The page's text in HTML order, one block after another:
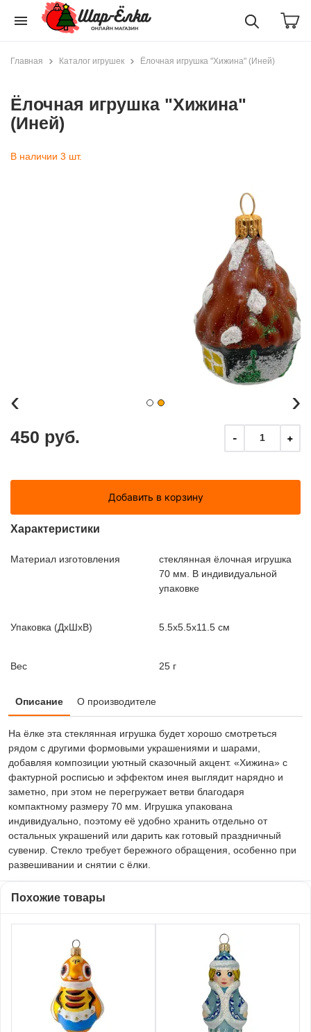
menu
Главная Каталог игрушек Ёлочная игрушка "Хижина" (Иней)
Ёлочная игрушка "Хижина"
(Иней)
В наличии 3 шт.
‹ ›
450 руб. - 1 +
Добавить в корзину
Характеристики
Материал изготовления
стеклянная ёлочная игрушка
70 мм. В индивидуальной
упаковке
Упаковка (ДxШxВ) 5.5x5.5x11.5 см
Вес 25 г
Описание О производителе
На ёлке эта стеклянная игрушка будет хорошо смотреться
рядом с другими формовыми украшениями и шарами,
добавляя композиции уютный сказочный акцент. «Хижина» с
фактурной росписью и эффектом инея выглядит нарядно и
заметно, при этом не перегружает ветви благодаря
компактному размеру 70 мм. Игрушка упакована
индивидуально, поэтому её удобно хранить отдельно от
остальных украшений или дарить как готовый праздничный
сувенир. Стекло требует бережного обращения, особенно при
развешивании и снятии с ёлки.
Похожие товары